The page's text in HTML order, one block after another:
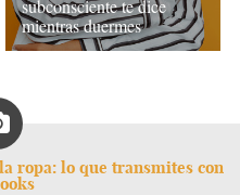
subconsciente te dice
mientras duermes
ropa: lo que transmites con